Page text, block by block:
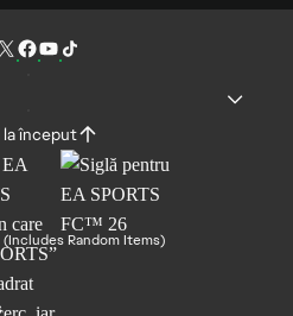
la început
Random Items)